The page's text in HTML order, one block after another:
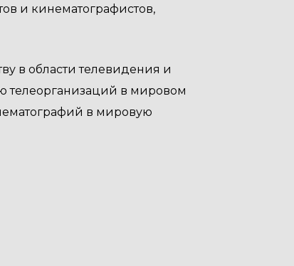
и кинематографистов,
в области телевидения и
телеорганизаций в мировом
в мировую